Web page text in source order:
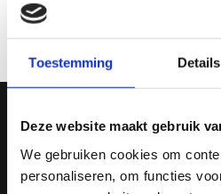
Toestemming Details
Deze website maakt gebruik
We gebruiken cookies om
personaliseren, om functies